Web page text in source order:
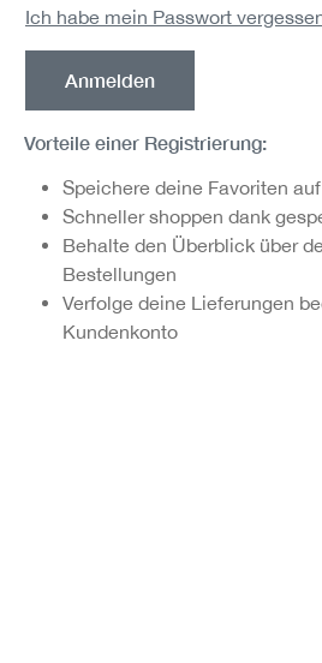
Ich habe mein Passwort
Anmelden
Vorteile einer Registrierung:
Speichere deine Favoriten
Schneller shoppen dank
Behalte den Überblick über
Bestellungen
Verfolge deine Lieferungen
Kundenkonto